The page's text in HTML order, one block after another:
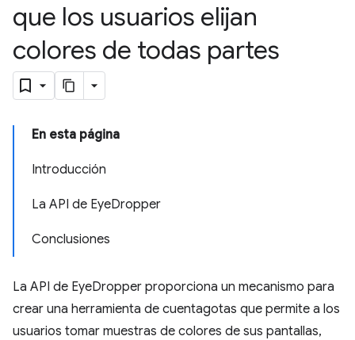
que los usuarios elijan
colores de todas partes
En esta página
Introducción
La API de EyeDropper
Conclusiones
La API de EyeDropper proporciona un mecanismo para
crear una herramienta de cuentagotas que permite a los
usuarios tomar muestras de colores de sus pantallas,